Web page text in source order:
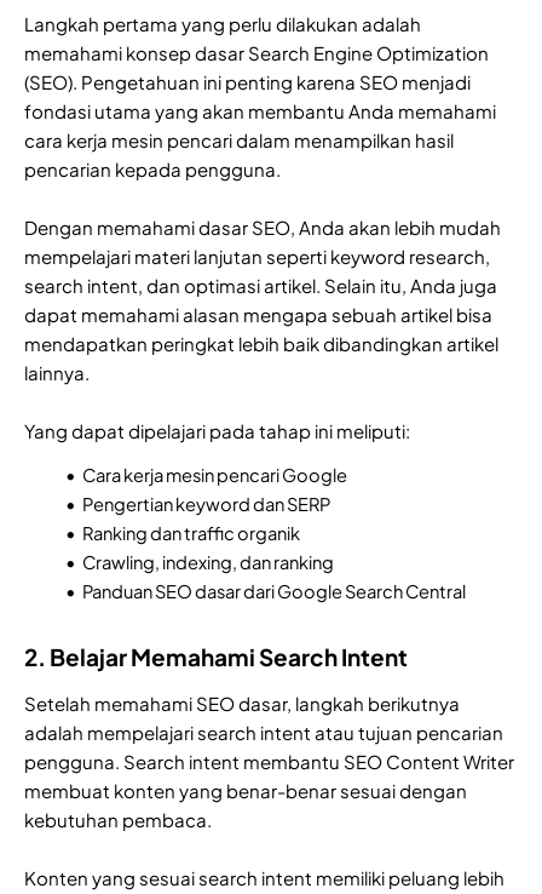
Langkah pertama yang perlu dilakukan adalah
memahami konsep dasar Search Engine Optimization
(SEO). Pengetahuan ini penting karena SEO menjadi
fondasi utama yang akan membantu Anda memahami
cara kerja mesin pencari dalam menampilkan hasil
pencarian kepada pengguna.
Dengan memahami dasar SEO, Anda akan lebih mudah
mempelajari materi lanjutan seperti keyword research,
search intent, dan optimasi artikel. Selain itu, Anda juga
dapat memahami alasan mengapa sebuah artikel bisa
mendapatkan peringkat lebih baik dibandingkan artikel
lainnya.
Yang dapat dipelajari pada tahap ini meliputi:
Cara kerja mesin pencari Google
Pengertian keyword dan SERP
Ranking dan traffic organik
Crawling, indexing, dan ranking
Panduan SEO dasar dari Google Search Central
2. Belajar Memahami Search Intent
Setelah memahami SEO dasar, langkah berikutnya
adalah mempelajari search intent atau tujuan pencarian
pengguna. Search intent membantu SEO Content Writer
membuat konten yang benar-benar sesuai dengan
kebutuhan pembaca.
Konten yang sesuai search intent memiliki peluang lebih